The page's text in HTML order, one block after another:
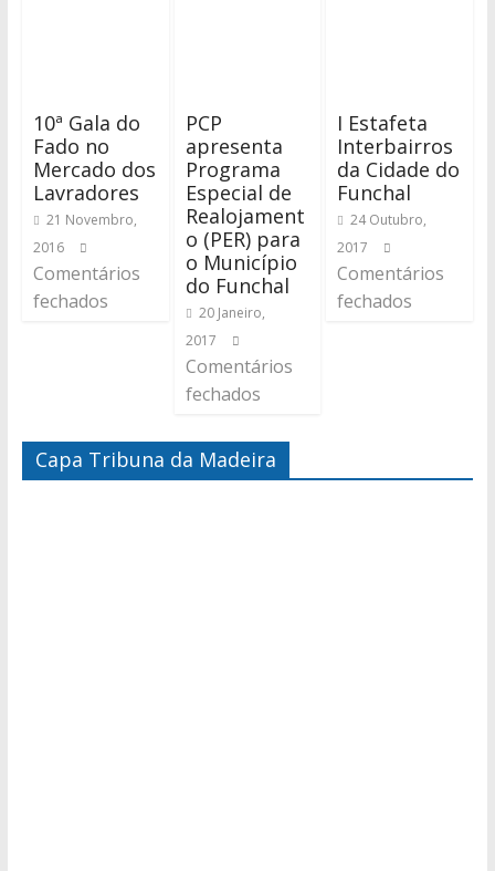
10ª Gala do
Fado no
Mercado dos
Lavradores
21 Novembro,
2016
Comentários
fechados
PCP
apresenta
Programa
Especial de
Realojament
o (PER) para
o Município
do Funchal
20 Janeiro,
2017
Comentários
fechados
I Estafeta
Interbairros
da Cidade do
Funchal
24 Outubro,
2017
Comentários
fechados
Capa Tribuna da Madeira